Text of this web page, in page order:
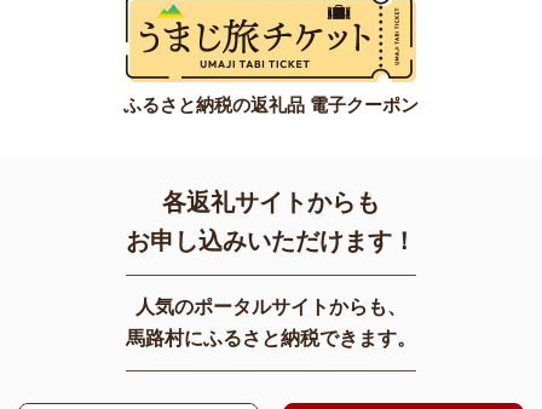
ふるさと納税の返礼品 電子クーポン
各返礼サイトからも
お申し込みいただけます！
人気のポータルサイトからも、
馬路村にふるさと納税できます。